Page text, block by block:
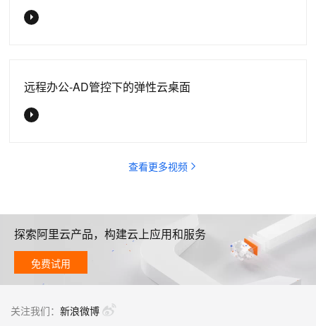
远程办公-AD管控下的弹性云桌面
查看更多视频
探索阿里云产品，构建云上应用和服务
免费试用